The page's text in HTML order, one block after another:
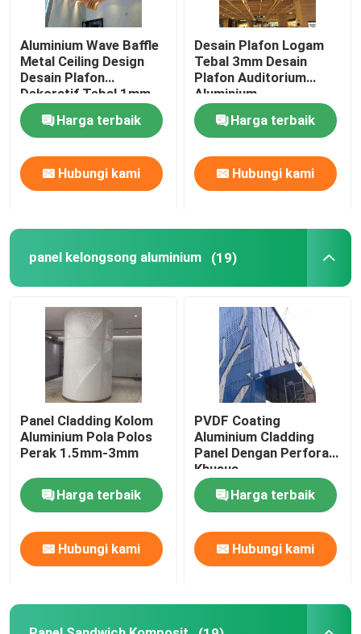
Tur pabrik
Kontrol Kualitas
Hubungi kami
Berita
Permintaan Penawaran
Plafon Logam Aluminium
Ubin Langit-langit Logam
desain langit-langit logam
panel kelongsong aluminium
Plafon Logam Bergelombang
Aluminium Wave Baffle
Metal Ceiling Design
Desain Plafon
Dekoratif Tebal 1mm-
4mm
Harga terbaik
Hubungi kami
Desain Plafon Logam
Tebal 3mm Desain
Plafon Auditorium
Aluminium
Harga terbaik
Hubungi kami
panel kelongsong aluminium (19)
Panel Cladding Kolom
Aluminium Pola Polos
Perak 1.5mm-3mm
Harga terbaik
Hubungi kami
PVDF Coating
Aluminium Cladding
Panel Dengan Perforasi
Khusus
Harga terbaik
Hubungi kami